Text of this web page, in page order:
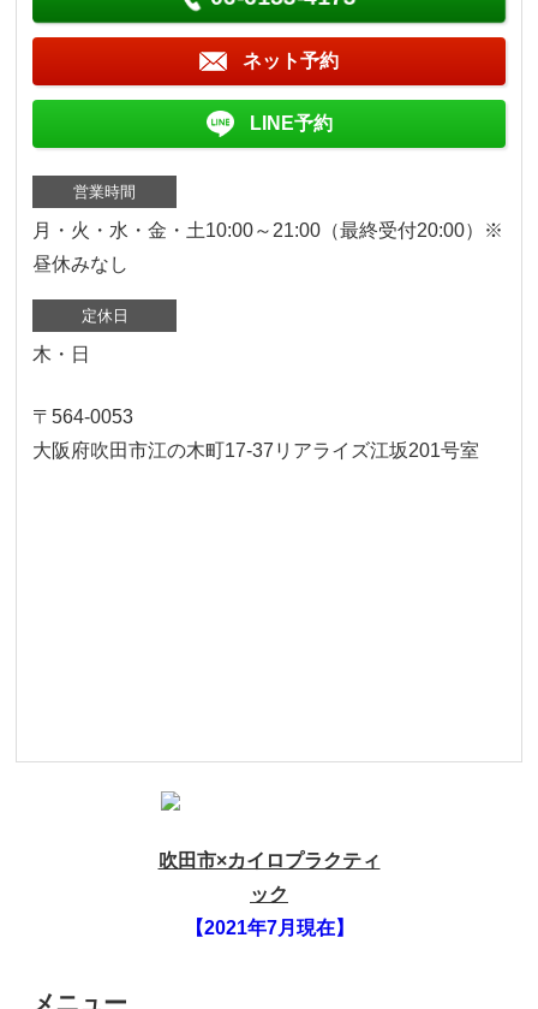
ネット予約
LINE予約
営業時間
月・火・水・金・土10:00～21:00（最終受付20:00）※
昼休みなし
定休日
木・日
〒564-0053
大阪府吹田市江の木町17‐37リアライズ江坂201号室
吹田市×カイロプラクティ
ック
【2021年7月現在】
メニュー